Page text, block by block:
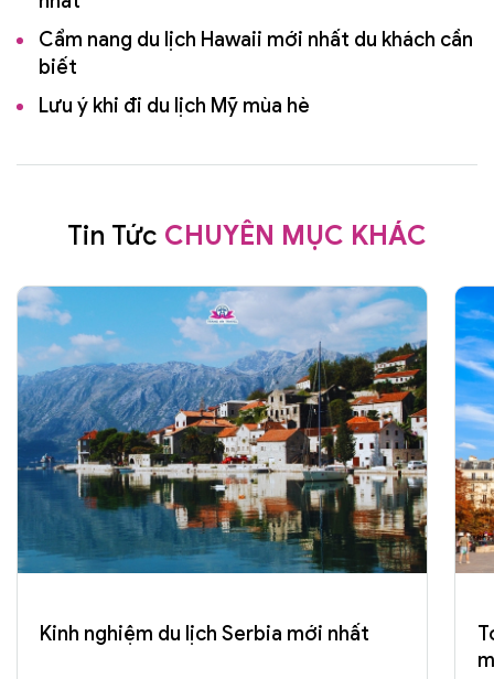
Cẩm nang du lịch Hawaii mới nhất du khách cần
biết
Lưu ý khi đi du lịch Mỹ mùa hè
Tin Tức CHUYÊN MỤC KHÁC
Kinh nghiệm du lịch Serbia mới nhất